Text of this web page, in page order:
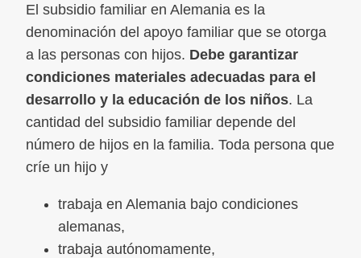
El subsidio familiar en Alemania es la
denominación del apoyo familiar que se otorga
a las personas con hijos. Debe garantizar
condiciones materiales adecuadas para el
desarrollo y la educación de los niños. La
cantidad del subsidio familiar depende del
número de hijos en la familia. Toda persona que
críe un hijo y
trabaja en Alemania bajo condiciones
alemanas,
trabaja autónomamente,